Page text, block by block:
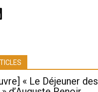
« Le Déjeuner des